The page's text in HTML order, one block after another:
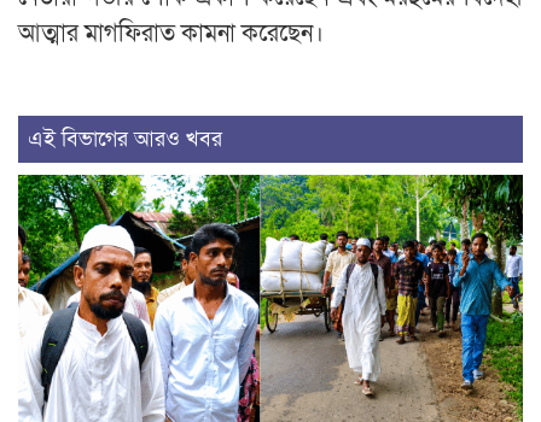
আত্মার মাগফিরাত কামনা করেছেন।
এই বিভাগের আরও খবর